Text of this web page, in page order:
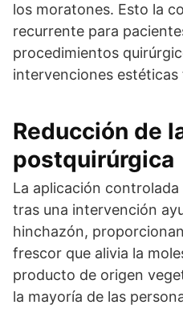
los moratones. Esto la
recurrente para
procedimientos
intervenciones estéticas
Reducción de
postquirúrgica
La aplicación
tras una intervención
hinchazón,
frescor que alivia la
producto de origen
la mayoría de las